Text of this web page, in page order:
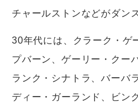
チャールストンなどがダン
30年代には、クラーク・ゲ
プバーン、ゲーリー・クー
ランク・シナトラ、バーバ
ディー・ガーランド、ビン